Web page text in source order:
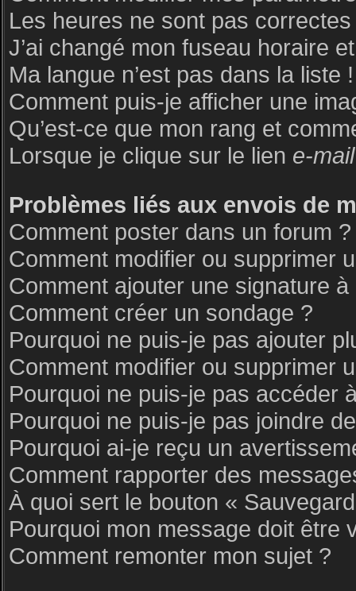
Les heures ne sont pas correctes
J’ai changé mon fuseau horaire
Ma langue n’est pas dans la liste !
Comment puis-je afficher une
Qu’est-ce que mon rang et
Lorsque je clique sur le lien e-mail
Problèmes liés aux envois de
Comment poster dans un forum ?
Comment modifier ou supprimer
Comment ajouter une signature
Comment créer un sondage ?
Pourquoi ne puis-je pas ajouter
Comment modifier ou supprimer
Pourquoi ne puis-je pas accéder
Pourquoi ne puis-je pas joindre
Pourquoi ai-je reçu un
Comment rapporter des
À quoi sert le bouton «
Pourquoi mon message doit être
Comment remonter mon sujet ?